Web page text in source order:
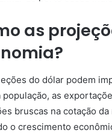
as
do dólar podem
população, as
bruscas na cotação
o crescimento